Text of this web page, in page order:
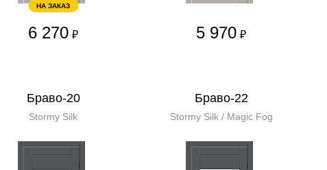
НА ЗАКАЗ
6 270 ₽ 5 970 ₽
Браво-20
Stormy Silk
Браво-22
Stormy Silk / Magic Fog